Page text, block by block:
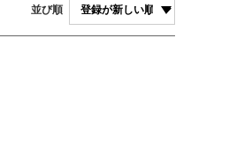
並び順